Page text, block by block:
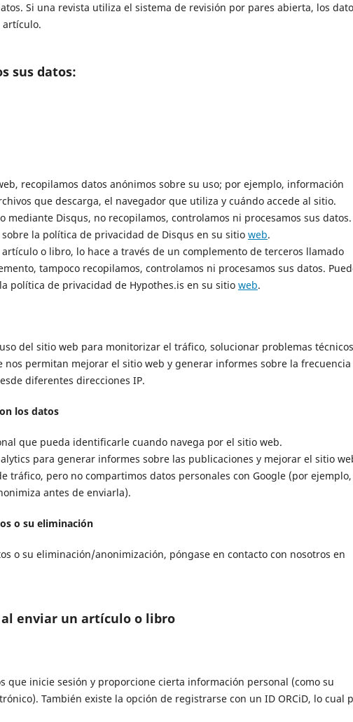
Si una revista utiliza el sistema de revisión por pares abierta, los
artículo.
sus datos:
recopilamos datos anónimos sobre su uso; por ejemplo, información
que descarga, el navegador que utiliza y cuándo accede al sitio.
mediante Disqus, no recopilamos, controlamos ni procesamos sus datos.
la política de privacidad de Disqus en su sitio web.
o libro, lo hace a través de un complemento de terceros llamado
tampoco recopilamos, controlamos ni procesamos sus datos.
política de privacidad de Hypothes.is en su sitio web.
del sitio web para monitorizar el tráfico, solucionar problemas
permitan mejorar el sitio web y generar informes sobre la frecuencia
diferentes direcciones IP.
los datos
que pueda identificarle cuando navega por el sitio web.
para generar informes sobre las publicaciones y mejorar el sitio
tráfico, pero no compartimos datos personales con Google (por
antes de enviarla).
o su eliminación
o su eliminación/anonimización, póngase en contacto con nosotros en
enviar un artículo o libro
que inicie sesión y proporcione cierta información personal (como su
También existe la opción de registrarse con un ID ORCiD, lo cual